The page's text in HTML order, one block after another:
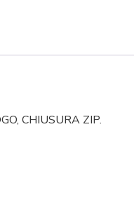
CHIUSURA ZIP.